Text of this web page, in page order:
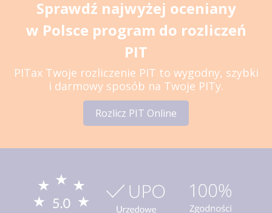
Sprawdź najwyżej oceniany
w Polsce program do rozliczeń
PIT
PITax Twoje rozliczenie PIT to wygodny, szybki
i darmowy sposób na Twoje PITy.
Rozlicz PIT Online